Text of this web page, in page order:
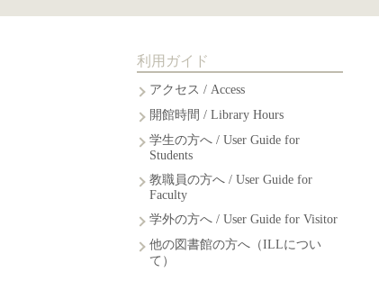
利用ガイド
アクセス / Access
開館時間 / Library Hours
学生の方へ / User Guide for
Students
教職員の方へ / User Guide for
Faculty
学外の方へ / User Guide for Visitor
他の図書館の方へ（ILLについ
て）